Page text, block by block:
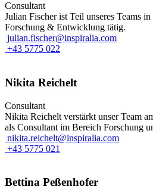
Consultant
Julian Fischer ist Teil unseres Teams
Forschung & Entwicklung tätig.
julian.fischer@inspiralia.com
+43 5775 022
Nikita Reichelt
Consultant
Nikita Reichelt verstärkt unser Team
als Consultant im Bereich Forschung
nikita.reichelt@inspiralia.com
+43 5775 021
Bettina Peßenhofer